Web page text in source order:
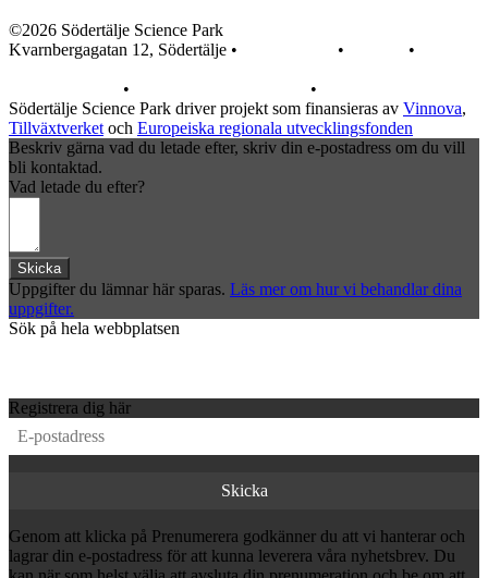
©2026 Södertälje Science Park
Kvarnbergagatan 12, Södertälje •
•
•
• •
Södertälje Science Park driver projekt som finansieras av Vinnova,
Tillväxtverket och Europeiska regionala utvecklingsfonden
Beskriv gärna vad du letade efter, skriv din e-postadress om du vill
bli kontaktad.
Vad letade du efter?
Skicka
Uppgifter du lämnar här sparas. Läs mer om hur vi behandlar dina
uppgifter.
Sök på hela webbplatsen
Registrera dig här
Genom att klicka på Prenumerera godkänner du att vi hanterar och
lagrar din e-postadress för att kunna leverera våra nyhetsbrev. Du